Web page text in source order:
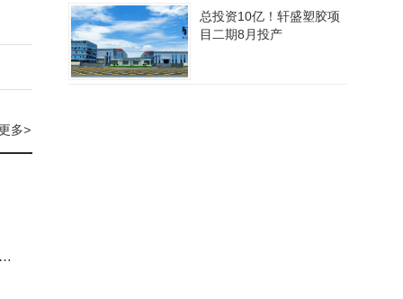
多>
总投资10亿！轩盛塑胶项
目二期8月投产